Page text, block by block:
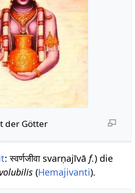
der Götter
: स्वर्णजीवा svarṇajīvāf.) die
(Hemajivanti).